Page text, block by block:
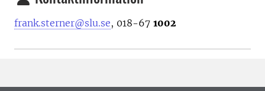
frank.sterner@slu.se, 018-67 1002